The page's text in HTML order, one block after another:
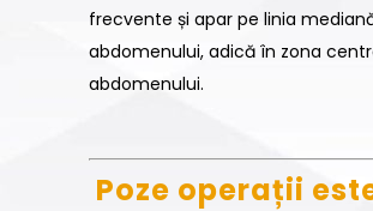
frecvente și apar pe linia
abdomenului, adică în zona
abdomenului.
Poze operații